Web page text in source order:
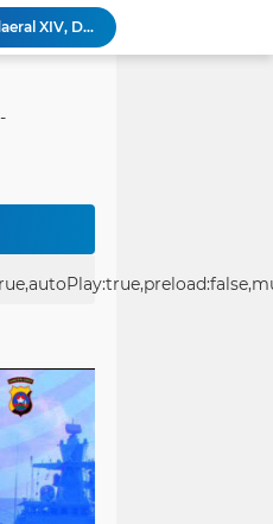
Kejuaraan Pencak Silat Piala Gubernur PBD 2026, Atlet Kodam XVIII Kasuari Torehkan Prestasi Gemilang
Ditreskrimum Polda Sumbar Lampaui Target, Operasi Pekat dan Sikat Singgalang 2026 Catat Hasil Maksimal
Bidpropam Polda Papua Barat Daya Laksanakan Sidak Pelayanan Publik jajaran polres kab. sorong di Polsek Salawati
Bupati Teluk Bintuni Serahkan Hibah Speedboat kepada Kodaeral XIV, Dukung Ground Breaking Pelabuhan Babo